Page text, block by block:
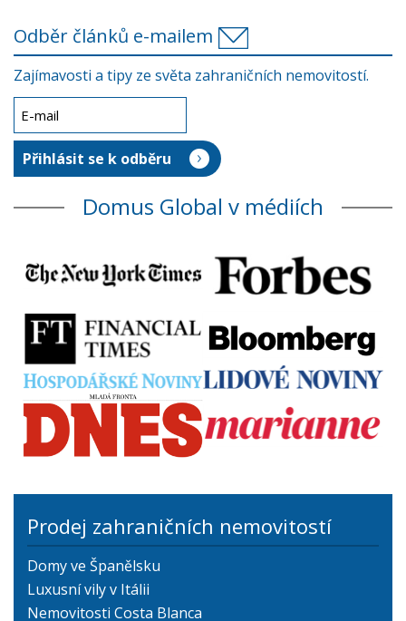
Odběr článků e-mailem
Zajímavosti a tipy ze světa zahraničních nemovitostí.
Domus Global v médiích
Prodej zahraničních nemovitostí
Domy ve Španělsku
Luxusní vily v Itálii
Nemovitosti Costa Blanca